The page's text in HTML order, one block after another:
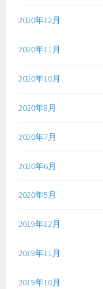
2020年12月
2020年11月
2020年10月
2020年8月
2020年7月
2020年6月
2020年5月
2019年12月
2019年11月
2019年10月